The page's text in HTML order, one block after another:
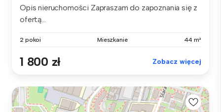
Opis nieruchomości Zapraszam do zapoznania się z
ofertą...
2 pokoi Mieszkanie 44 m²
1 800 zł Zobacz więcej